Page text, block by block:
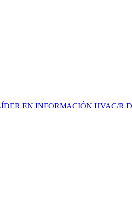
EN INFORMACIÓN HVAC/R